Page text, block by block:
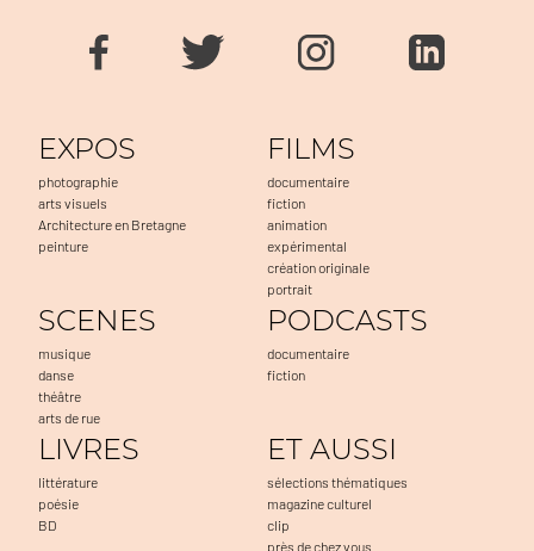
EXPOS
photographie
arts visuels
Architecture en Bretagne
peinture
FILMS
documentaire
fiction
animation
expérimental
création originale
portrait
SCENES
musique
danse
théâtre
arts de rue
PODCASTS
documentaire
fiction
LIVRES
littérature
poésie
BD
ET AUSSI
sélections thématiques
magazine culturel
clip
près de chez vous